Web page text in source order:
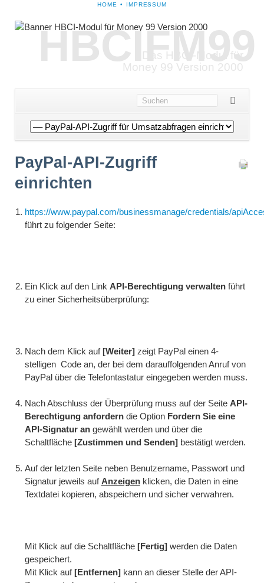
NAVIGATION
HOME IMPRESSUM
HBCIFM99
Das HBCI-Modul für
Money 99 Version 2000
Navigation
überspringen
PayPal-API-Zugriff
einrichten
https://www.paypal.com/businessmanage/credentials/
führt zu folgender Seite:
Ein Klick auf den Link API-Berechtigung verwaltenführt
zu einer Sicherheitsüberprüfung:
Nach dem Klick auf[Weiter]zeigt PayPal einen 4-
stelligen Code an, der bei dem darauffolgenden Anruf von
PayPal über die Telefontastatur eingegeben werden muss.
Nach Abschluss der Überprüfung muss auf der Seite API-
Berechtigung anforderndie Option Fordern Sie eine
API-Signatur an gewählt werden und über die
Schaltfläche [Zustimmen und Senden]bestätigt werden.
Auf der letzten Seite neben Benutzername, Passwort und
Signatur jeweils aufAnzeigenklicken, die Daten in eine
Textdatei kopieren, abspeichern und sicher verwahren.
Mit Klick auf die Schaltfläche[Fertig] werden die Daten
gespeichert.
Mit Klick auf[Entfernen]kann an dieser Stelle der API-